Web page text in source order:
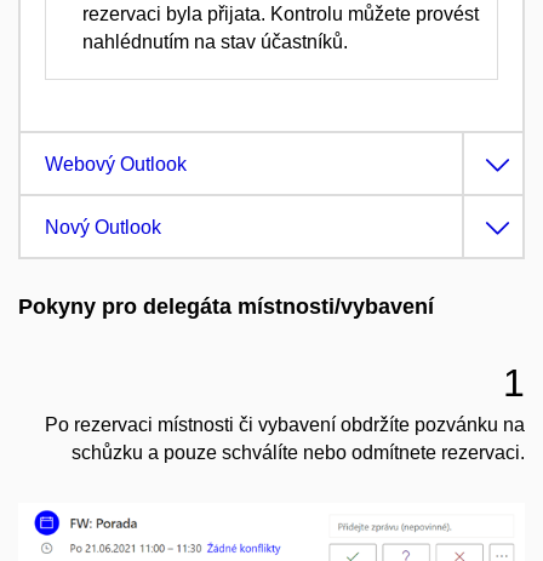
rezervaci byla přijata. Kontrolu můžete provést
nahlédnutím na stav účastníků.​
Webový Outlook
Nový Outlook
Pokyny pro delegáta místnosti/vybavení
1
Po rezervaci místnosti či vybavení obdržíte pozvánku na
schůzku a pouze schválíte nebo odmítnete rezervaci.